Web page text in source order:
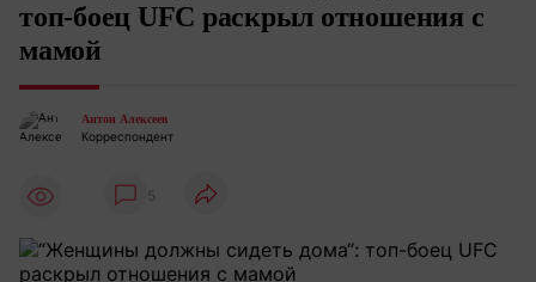
топ-боец UFC раскрыл отношения с
мамой
Антон Алексеев
Корреспондент
5